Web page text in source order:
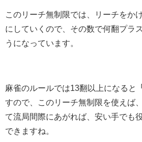
このリーチ無制限では、リーチをか
にしていくので、その数で何翻プラ
うになっています。
麻雀のルールでは13翻以上になると
すので、このリーチ無制限を使えば
て流局間際にあがれば、安い手でも
できますね。